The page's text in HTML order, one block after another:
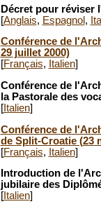
Décret pour réviser
[Anglais, Espagnol ,
Conférence de
29 juillet 2000)
[Français, Italien]
Conférence de
la Pastorale des
[Italien]
Conférence de
de Split-Croatie (23
[Français, Italien]
Introduction de
jubilaire des
[Italien]